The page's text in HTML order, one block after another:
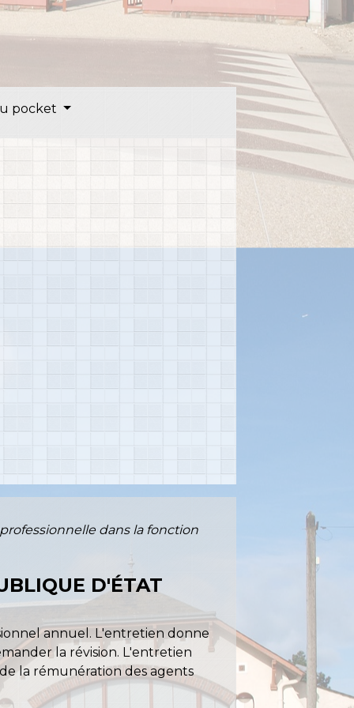
pocket
dans la fonction
D'ÉTAT
annuel. L'entretien donne
la révision. L'entretien
la rémunération des agents